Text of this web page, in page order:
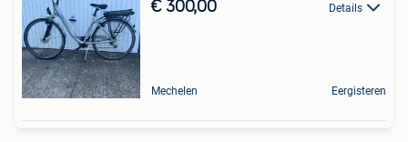
€ 300,00 Details
Mechelen Eergisteren